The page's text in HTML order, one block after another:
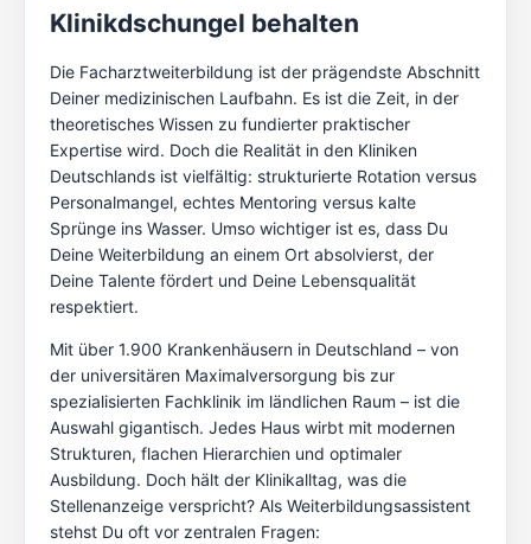
Klinikdschungel behalten
Die Facharztweiterbildung ist der prägendste Abschnitt
Deiner medizinischen Laufbahn. Es ist die Zeit, in der
theoretisches Wissen zu fundierter praktischer
Expertise wird. Doch die Realität in den Kliniken
Deutschlands ist vielfältig: strukturierte Rotation versus
Personalmangel, echtes Mentoring versus kalte
Sprünge ins Wasser. Umso wichtiger ist es, dass Du
Deine Weiterbildung an einem Ort absolvierst, der
Deine Talente fördert und Deine Lebensqualität
respektiert.
Mit über 1.900 Krankenhäusern in Deutschland – von
der universitären Maximalversorgung bis zur
spezialisierten Fachklinik im ländlichen Raum – ist die
Auswahl gigantisch. Jedes Haus wirbt mit modernen
Strukturen, flachen Hierarchien und optimaler
Ausbildung. Doch hält der Klinikalltag, was die
Stellenanzeige verspricht? Als Weiterbildungsassistent
stehst Du oft vor zentralen Fragen: